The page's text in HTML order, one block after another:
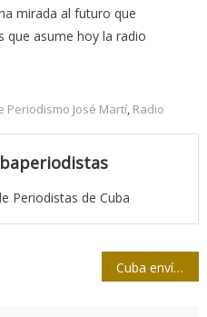
mirada al futuro que
que asume hoy la radio
Periodismo José Martí, Radio
Periodistas de Cuba
Cuba envía a Haití brigada médica del Contingente “Henry Reeve”